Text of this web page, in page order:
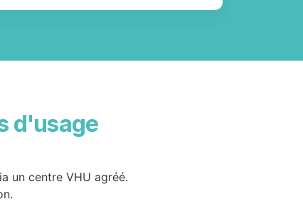
d'usage
un centre VHU agréé.